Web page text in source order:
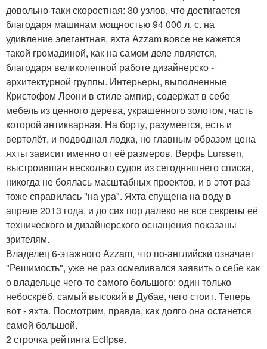
довольно-таки скоростная: 30 узлов, что достигается
благодаря машинам мощностью 94 000 л. с. на
удивление элегантная, яхта Azzam вовсе не кажется
такой громадиной, как на самом деле является,
благодаря великолепной работе дизайнерско -
архитектурной группы. Интерьеры, выполненные
Кристофом Леони в стиле ампир, содержат в себе
мебель из ценного дерева, украшенного золотом, часть
которой антикварная. На борту, разумеется, есть и
вертолёт, и подводная лодка, но главным образом цена
яхты зависит именно от её размеров. Верфь Lurssen,
выстроившая несколько судов из сегодняшнего списка,
никогда не боялась масштабных проектов, и в этот раз
тоже справилась "на ура". Яхта спущена на воду в
апреле 2013 года, и до сих пор далеко не все секреты её
технического и дизайнерского оснащения показаны
зрителям.
Владелец 6-этажного Azzam, что по-английски означает
"Решимость", уже не раз осмеливался заявить о себе как
о владельце чего-то самого большого: один только
небоскрёб, самый высокий в Дубае, чего стоит. Теперь
вот - яхта. Посмотрим, правда, как долго она останется
самой большой.
2 строчка рейтинга Eclipse.